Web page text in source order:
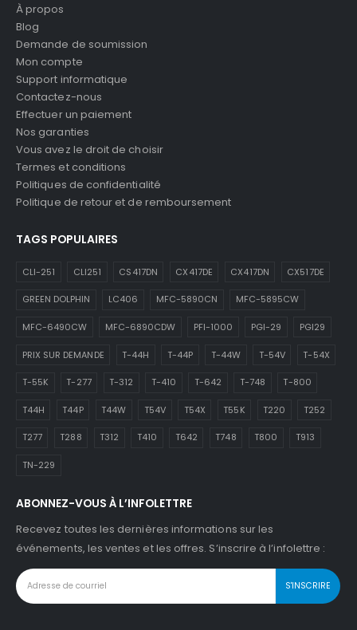
À propos
Blog
Demande de soumission
Mon compte
Support informatique
Contactez-nous
Effectuer un paiement
Nos garanties
Vous avez le droit de choisir
Termes et conditions
Politiques de confidentialité
Politique de retour et de remboursement
TAGS POPULAIRES
CLI-251 CLI251 CS417DN CX417DE CX417DN CX517DE
GREEN DOLPHIN LC406 MFC-5890CN MFC-5895CW
MFC-6490CW MFC-6890CDW PFI-1000 PGI-29 PGI29
PRIX SUR DEMANDE T-44H T-44P T-44W T-54V T-54X
T-55K T-277 T-312 T-410 T-642 T-748 T-800
T44H T44P T44W T54V T54X T55K T220 T252
T277 T288 T312 T410 T642 T748 T800 T913
TN-229
ABONNEZ-VOUS À L’INFOLETTRE
Recevez toutes les dernières informations sur les
événements, les ventes et les offres. S’inscrire à l’infolettre :